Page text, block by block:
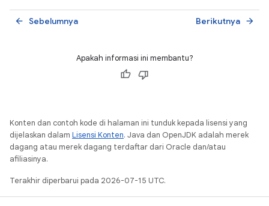
Sebelumnya
arrow_back Berikutnya arrow_forward
Apakah informasi ini membantu?
Konten dan contoh kode di halaman ini tunduk kepada lisensi yang
dijelaskan dalam Lisensi Konten. Java dan OpenJDK adalah merek
dagang atau merek dagang terdaftar dari Oracle dan/atau
afiliasinya.
Terakhir diperbarui pada 2026-07-15 UTC.